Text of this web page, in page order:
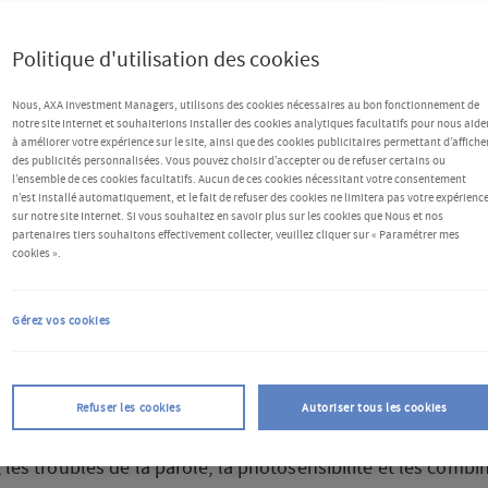
d'accessibilité
internationales WCAG 2.0 fournissent diverses
sur la façon dont les sites Web devraient être
à un large éventail de personnes handicapées. Cela
la cécité et la faible vision, la surdité et la perte
d'apprentissage, les limitations cognitives, les
les troubles de la parole, la photosensibilité et les
Politique d'utilisation des cookies
Nous, AXA Investment Managers, utilisons des cookies nécessaires au bon fonctionnement de
notre site Internet et souhaiterions installer des cookies analytiques facultatifs pour nous
à améliorer votre expérience sur le site, ainsi que des cookies publicitaires permettant
des publicités personnalisées. Vous pouvez choisir d’accepter ou de refuser certains ou
l’ensemble de ces cookies facultatifs. Aucun de ces cookies nécessitant votre consentement
n’est installé automatiquement, et le fait de refuser des cookies ne limitera pas votre expérience
sur notre site Internet. Si vous souhaitez en savoir plus sur les cookies que Nous et nos
partenaires tiers souhaitons effectivement collecter, veuillez cliquer sur « Paramétrer mes
cookies ».
Refuser les cookies Autoriser tous les cookies
Gérez vos cookies